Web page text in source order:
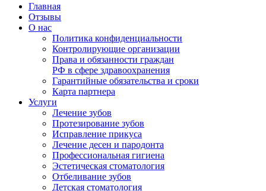
Главная
Отзывы
О нас
Политика конфиденциальности
Контролирующие организации
Права и обязанности граждан
РФ в сфере здравоохранения
Гарантийные обязательства и сроки
Карта партнера
Услуги
Лечение зубов
Протезирование зубов
Исправление прикуса
Лечение десен и пародонта
Профессиональная гигиена
Эстетическая стоматология
Отбеливание зубов
Детская стоматология